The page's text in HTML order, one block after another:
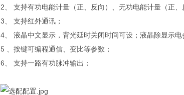
2、 支持有功电能计量（正、反向）、无功电能计量（正
3、 支持红外通讯；
4、 液晶中文显示，背光延时关闭时间可设；液晶除显示
5 、按键可编程通信、变比等参数 ；
6、 支持一路有功脉冲输出 ；